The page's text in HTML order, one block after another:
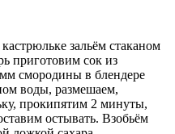
зальём стаканом
приготовим сок из
смородины в блендере
воды, размешаем,
прокипятим 2 минуты,
остывать. Взобьём